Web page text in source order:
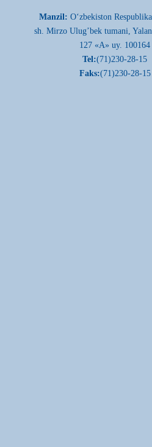
Manzil: О‘zbekiston
sh. Mirzo Ulug’bek tumani,
127 «A» uy. 100164
Tel:(71)230-28-15
Faks:(71)230-28-15